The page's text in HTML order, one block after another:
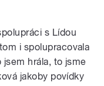
s Lídou
i spolupracovala
hrála, to jsme
jakoby povídky